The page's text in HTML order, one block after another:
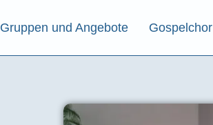
Gruppen und Angebote Gospelchor